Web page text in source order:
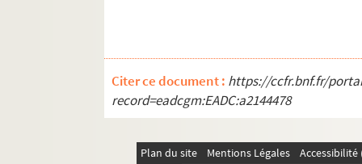
FSC-001900. Déplacements en France :
Déplacements en France : La Réunion
FSC-001902. Déplacements en France :
Citer ce document : https://ccfr.bnf.fr/
record=eadcgm:EADC:a2144478
Plan du site Mentions Légales